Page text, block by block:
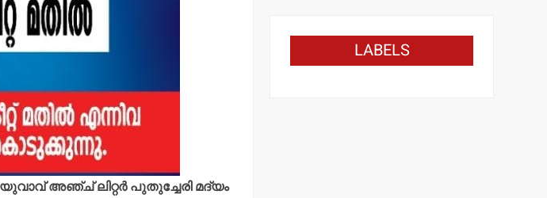
യുവാവ് അഞ്ച് ലിറ്റര്‍ പുതുച്ചേരി മദ്യം
LABELS